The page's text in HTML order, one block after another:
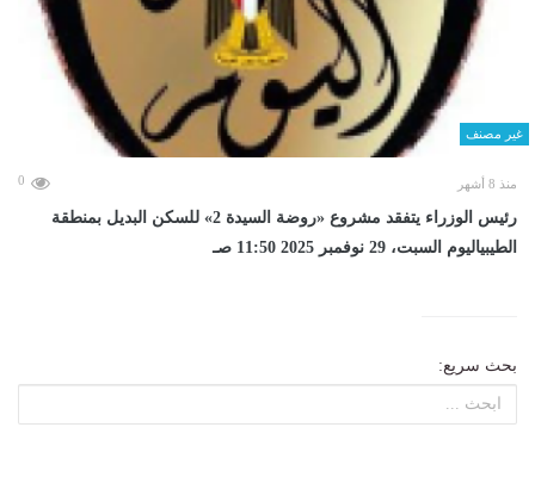
غير مصنف
منذ 8 أشهر 0
رئيس الوزراء يتفقد مشروع «روضة السيدة 2» للسكن البديل بمنطقة
الطيبياليوم السبت، 29 نوفمبر 2025 11:50 صـ
بحث سريع: